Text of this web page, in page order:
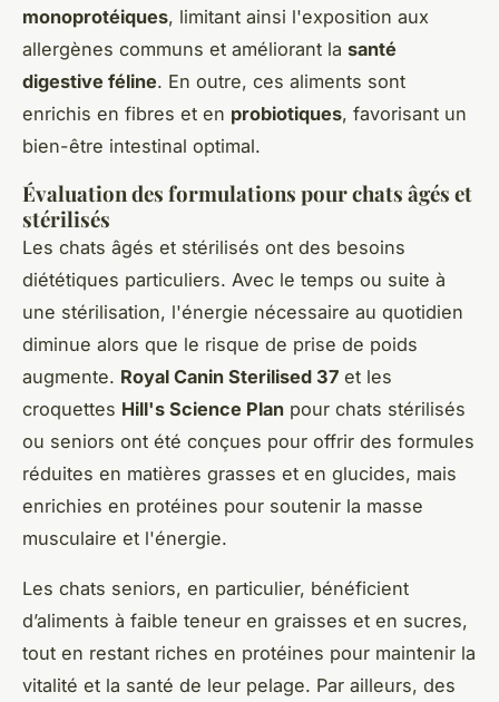
monoprotéiques, limitant ainsi l'exposition aux
allergènes communs et améliorant la santé
digestive féline. En outre, ces aliments sont
enrichis en fibres et en probiotiques, favorisant un
bien-être intestinal optimal.
Évaluation des formulations pour chats âgés et
stérilisés
Les chats âgés et stérilisés ont des besoins
diététiques particuliers. Avec le temps ou suite à
une stérilisation, l'énergie nécessaire au quotidien
diminue alors que le risque de prise de poids
augmente. Royal Canin Sterilised 37 et les
croquettes Hill's Science Plan pour chats stérilisés
ou seniors ont été conçues pour offrir des formules
réduites en matières grasses et en glucides, mais
enrichies en protéines pour soutenir la masse
musculaire et l'énergie.
Les chats seniors, en particulier, bénéficient
d’aliments à faible teneur en graisses et en sucres,
tout en restant riches en protéines pour maintenir la
vitalité et la santé de leur pelage. Par ailleurs, des